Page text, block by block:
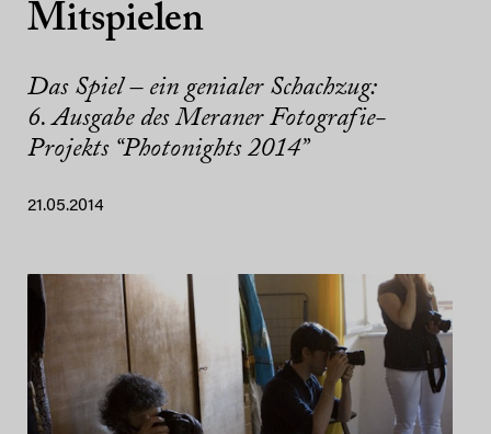
Mitspielen
Das Spiel – ein genialer Schachzug:
6. Ausgabe des Meraner Fotografie-
Projekts “Photonights 2014”
21.05.2014